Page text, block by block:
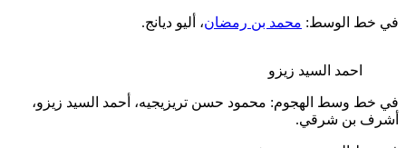
الوسط: محمد بن رمضان ، أليو ديانج.
السيد زيزو
الهجوم: محمود حسن تريزيجيه، أحمد السيد زيزو،
شرقي.